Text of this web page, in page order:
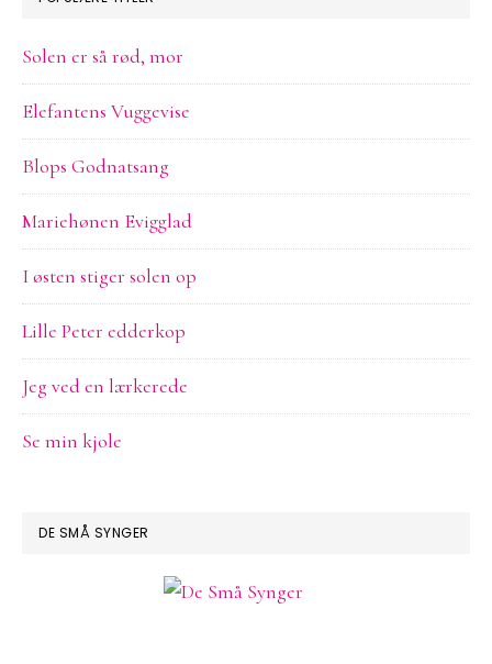
Solen er så rød, mor
Elefantens Vuggevise
Blops Godnatsang
Mariehønen Evigglad
I østen stiger solen op
Lille Peter edderkop
Jeg ved en lærkerede
Se min kjole
DE SMÅ SYNGER